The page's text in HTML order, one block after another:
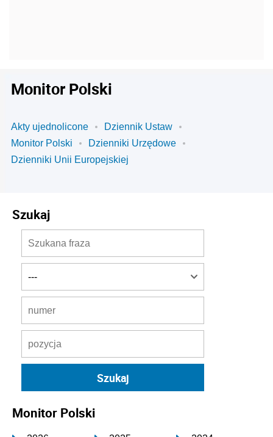
Monitor Polski
Akty ujednolicone
Dziennik Ustaw
Monitor Polski
Dzienniki Urzędowe
Dzienniki Unii Europejskiej
Szukaj
Monitor Polski